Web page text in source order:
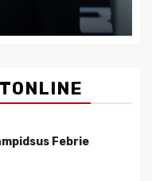
Febrie